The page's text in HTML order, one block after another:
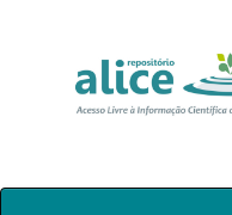
Skip